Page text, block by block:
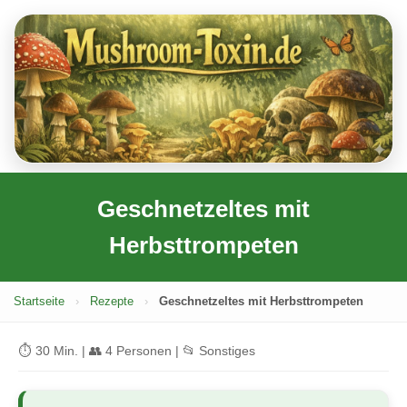
Geschnetzeltes mit
Herbsttrompeten
Startseite › Rezepte › Geschnetzeltes mit Herbsttrompeten
⏱ 30 Min. | 👥 4 Personen | 📂 Sonstiges